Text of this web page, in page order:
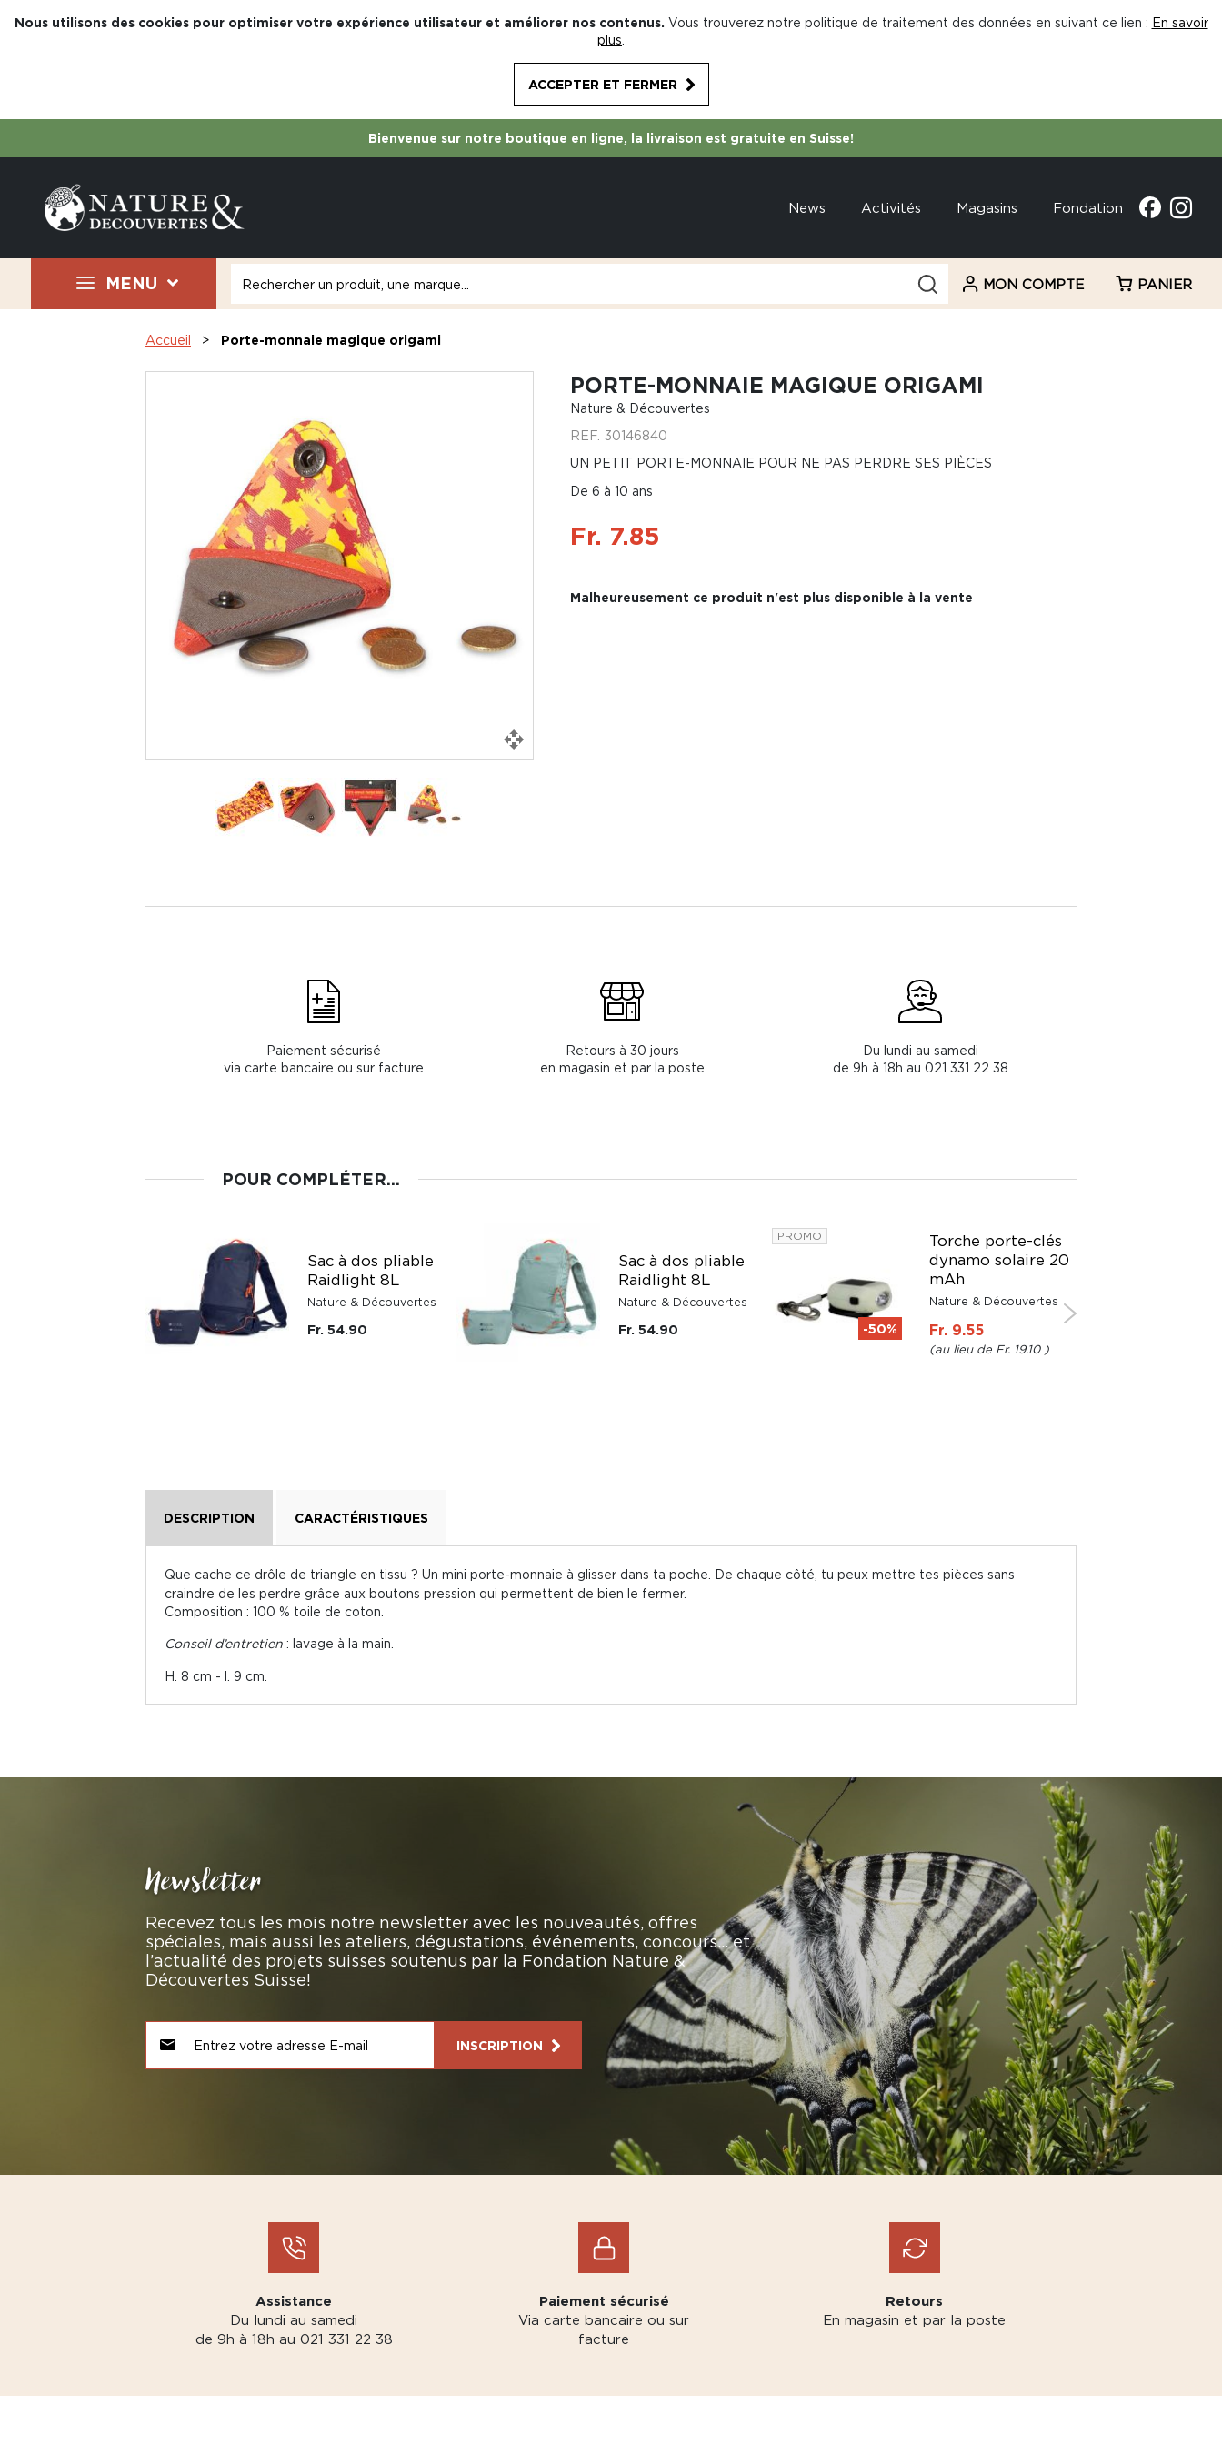
Nous utilisons des cookies pour optimiser votre expérience utilisateur et améliorer nos contenus. Vous trouverez notre politique de traitement des données en suivant ce lien : En savoir
plus
ACCEPTER ET FERMER
Bienvenue sur notre boutique en ligne, la livraison est gratuite en Suisse!
News Activités Magasins Fondation
MENU MON COMPTE PANIER
Accueil Porte-monnaie magique origami
PORTE-MONNAIE MAGIQUE ORIGAMI
Nature & Découvertes
REF. 30146840
UN PETIT PORTE-MONNAIE POUR NE PAS PERDRE SES PIÈCES
De 6 à 10 ans
Fr. 7.85
Malheureusement ce produit n'est plus disponible à la vente
Paiement sécurisé
via carte bancaire ou sur facture
Retours à 30 jours
en magasin et par la poste
Du lundi au samedi
de 9h à 18h au 021 331 22 38
POUR COMPLÉTER...
Sac à dos pliable
Raidlight 8L
Nature & Découvertes
Fr. 54.90
Sac à dos pliable
Raidlight 8L
Nature & Découvertes
Fr. 54.90
PROMO
Torche porte-clés
dynamo solaire 20
mAh
Nature & Découvertes
Fr. 9.55
Fr. 19.10
-50%
DESCRIPTION CARACTÉRISTIQUES
Que cache ce drôle de triangle en tissu ? Un mini porte-monnaie à glisser dans ta poche. De chaque côté, tu peux mettre tes pièces sans
craindre de les perdre grâce aux boutons pression qui permettent de bien le fermer.
Composition : 100 % toile de coton.
Conseil d’entretien : lavage à la main.
H. 8 cm - l. 9 cm.
Newsletter
Recevez tous les mois notre newsletter avec les nouveautés, offres
spéciales, mais aussi les ateliers, dégustations, événements, concours… et
l’actualité des projets suisses soutenus par la Fondation Nature &
Découvertes Suisse!
INSCRIPTION
Assistance
Du lundi au samedi
de 9h à 18h au 021 331 22 38
Paiement sécurisé
Via carte bancaire ou sur
facture
Retours
En magasin et par la poste